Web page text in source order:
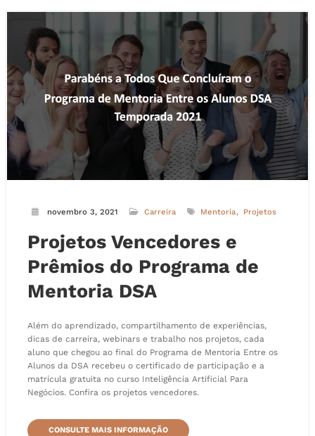
novembro 3, 2021 Carreira Mentoria Projetos
Projetos Vencedores e
Prêmios do Programa de
Mentoria DSA
Além do aprendizado, compartilhamento de experiências,
dicas de carreira, webinars e trabalho nos projetos, cada
aluno que chegou ao final do Programa de Mentoria Entre os
Alunos da DSA recebeu o certificado de participação e a
matrícula gratuita no curso Inteligência Artificial Para
Negócios. Confira os projetos vencedores.
CONSULTE MAIS INFORMAÇÃO